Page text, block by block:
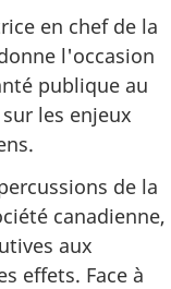
en chef de la
l'occasion
publique au
les enjeux
de la
canadienne,
aux
effets. Face à